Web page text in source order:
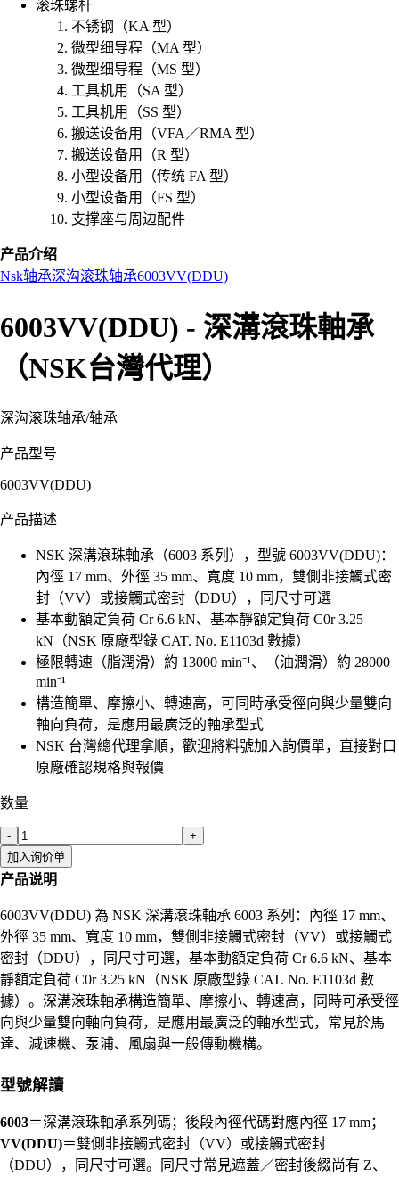
滚珠螺杆
不锈钢（KA 型）
微型细导程（MA 型）
微型细导程（MS 型）
工具机用（SA 型）
工具机用（SS 型）
搬送设备用（VFA／RMA 型）
搬送设备用（R 型）
小型设备用（传统 FA 型）
小型设备用（FS 型）
支撑座与周边配件
产品介绍
Nsk轴承深沟滚珠轴承6003VV(DDU)
6003VV(DDU) - 深溝滾珠軸承
（NSK台灣代理）
深沟滚珠轴承/轴承
产品型号
6003VV(DDU)
产品描述
NSK 深溝滾珠軸承（6003 系列），型號 6003VV(DDU)：
內徑 17 mm、外徑 35 mm、寬度 10 mm，雙側非接觸式密
封（VV）或接觸式密封（DDU），同尺寸可選
基本動額定負荷 Cr 6.6 kN、基本靜額定負荷 C0r 3.25
kN（NSK 原廠型錄 CAT. No. E1103d 數據）
極限轉速（脂潤滑）約 13000 min⁻¹、（油潤滑）約 28000
min⁻¹
構造簡單、摩擦小、轉速高，可同時承受徑向與少量雙向
軸向負荷，是應用最廣泛的軸承型式
NSK 台灣總代理拿順，歡迎將料號加入詢價單，直接對口
原廠確認規格與報價
数量
-
+
加入询价单
产品说明
6003VV(DDU) 為 NSK 深溝滾珠軸承 6003 系列：內徑 17 mm、
外徑 35 mm、寬度 10 mm，雙側非接觸式密封（VV）或接觸式
密封（DDU），同尺寸可選，基本動額定負荷 Cr 6.6 kN、基本
靜額定負荷 C0r 3.25 kN（NSK 原廠型錄 CAT. No. E1103d 數
據）。深溝滾珠軸承構造簡單、摩擦小、轉速高，同時可承受徑
向與少量雙向軸向負荷，是應用最廣泛的軸承型式，常見於馬
達、減速機、泵浦、風扇與一般傳動機構。
型號解讀
6003＝深溝滾珠軸承系列碼；後段內徑代碼對應內徑 17 mm；
VV(DDU)＝雙側非接觸式密封（VV）或接觸式密封
（DDU），同尺寸可選。同尺寸常見遮蓋／密封後綴尚有 Z、